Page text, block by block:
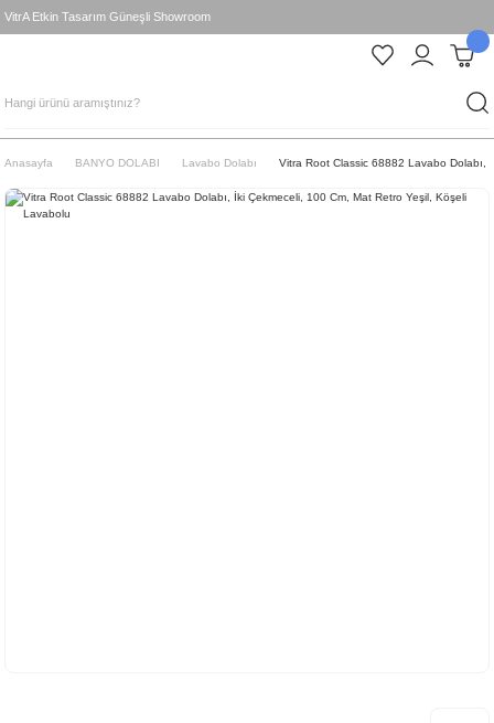
VitrA Etkin Tasarım Güneşli Showroom
Anasayfa BANYO DOLABI Lavabo Dolabı Vitra Root Classic 68882 Lavabo Dolabı,